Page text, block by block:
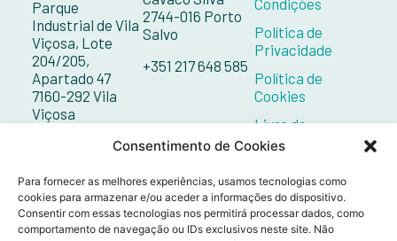
Consentimento de Cookies
Para fornecer as melhores experiências, usamos tecnologias como
cookies para armazenar e/ou aceder a informações do dispositivo.
Consentir com essas tecnologias nos permitirá processar dados, como
comportamento de navegação ou IDs exclusivos neste site. Não
Parque
Industrial de Vila
Viçosa, Lote
204/205,
Apartado 47
7160-292 Vila
Viçosa
+351 268 098 132
2744-016 Porto
Salvo
+351 217 648 585
Política de
Privacidade
Política de
Cookies
Livro de
Reclamações